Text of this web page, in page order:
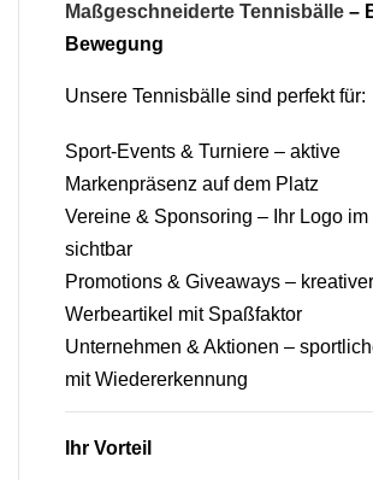
Maßgeschneiderte Tennisbälle –
Bewegung
Unsere Tennisbälle sind perfekt für:
Sport-Events & Turniere – aktive
Markenpräsenz auf dem Platz
Vereine & Sponsoring – Ihr Logo im
sichtbar
Promotions & Giveaways – kreativer
Werbeartikel mit Spaßfaktor
Unternehmen & Aktionen –
mit Wiedererkennung
Ihr Vorteil